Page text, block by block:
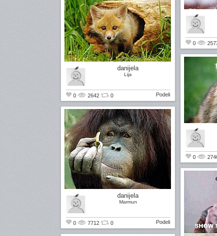
0
danijela
Lija
0 2642 0 Podeli
0
danijela
Marmun
0 7712 0 Podeli